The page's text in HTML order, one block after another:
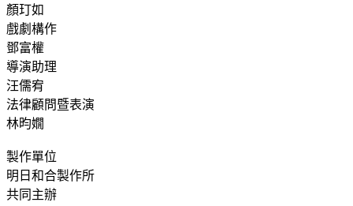
顏玎如
戲劇構作
鄧富權
導演助理
汪儒宥
法律顧問暨表演
林昀嫺
製作單位
明日和合製作所
共同主辦